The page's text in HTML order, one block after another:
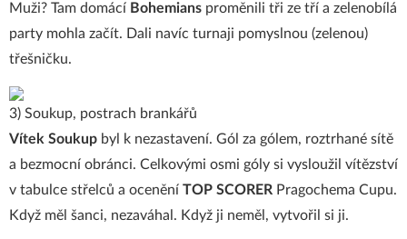
Muži? Tam domácí Bohemians proměnili tři ze tří a zelenobílá
party mohla začít. Dali navíc turnaji pomyslnou (zelenou)
třešničku.
3) Soukup, postrach brankářů
Vítek Soukup byl k nezastavení. Gól za gólem, roztrhané sítě
a bezmocní obránci. Celkovými osmi góly si vysloužil vítězství
v tabulce střelců a ocenění TOP SCORER Pragochema Cupu.
Když měl šanci, nezaváhal. Když ji neměl, vytvořil si ji.